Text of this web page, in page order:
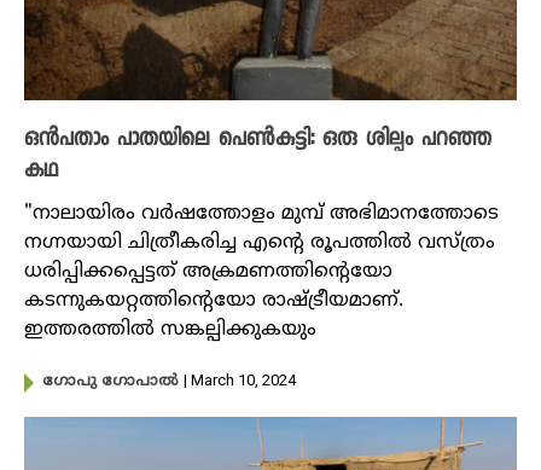
ഒൻപതാം പാതയിലെ പെൺകുട്ടി: ഒരു ശില്പം പറഞ്ഞ
കഥ
"നാലായിരം വർഷത്തോളം മുമ്പ് അഭിമാനത്തോടെ
നഗ്നയായി ചിത്രീകരിച്ച എന്റെ രൂപത്തിൽ വസ്ത്രം
ധരിപ്പിക്കപ്പെട്ടത് അക്രമണത്തിന്റെയോ
കടന്നുകയറ്റത്തിന്റെയോ രാഷ്ട്രീയമാണ്.
ഇത്തരത്തിൽ സങ്കല്പിക്കുകയും
​ഗോപു ​ഗോപാൽ | March 10, 2024